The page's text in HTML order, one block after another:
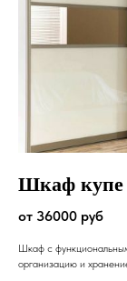
Шкаф купе
от 36000 руб
Шкаф с
организацию и